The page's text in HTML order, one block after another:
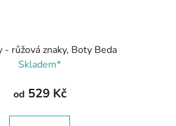
- růžová znaky, Boty Beda
Skladem*
od 529 Kč